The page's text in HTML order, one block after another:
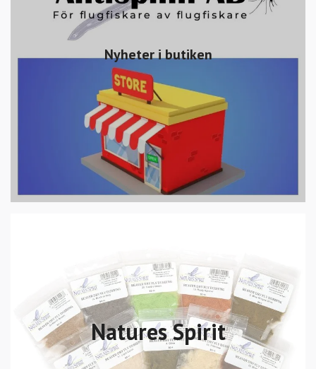
Nyheter i butiken
Natures Spirit